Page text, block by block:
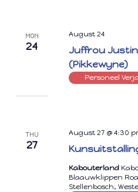
MON
24
Juffrou
(Pikkewyne)
August 24
Personeel
THU
27
August 27 @ 4:30
Kabouterland
Blaauwklippen
Stellenbosch,